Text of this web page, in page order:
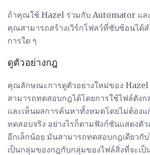
ถ้าคุณใช้ Hazel ร่วมกับ Automator แ
คุณสามารถสร้างเวิร์กโฟลว์ที่ซับซ้อนได้
การใด ๆ
ดูตัวอย่างกฎ
คุณลักษณะการดูตัวอย่างใหม่ของ
สามารถทดสอบกฎได้โดยการใช้ไฟล์ดังก
และเห็นผลการค้นหาทั้งหมดโดยไม่ต้อง
ทดสอบจริง อย่างไรก็ตามฟังก์ชันแสดงตัว
อีกเล็กน้อย มันสามารถทดสอบกฎเดียวกั
เป็นกลุ่มของกฎกับกลุ่มของไฟล์สิ่งที่จะเ